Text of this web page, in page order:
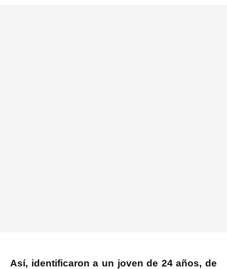
Así, identificaron a un joven de 24 años, de